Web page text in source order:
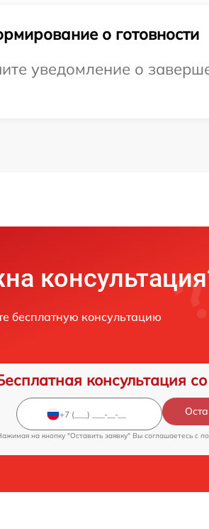
о готовности
уведомление о
бесплатную консультацию
консультация
на кнопку "Оставить заявку" Вы соглашаетесь c